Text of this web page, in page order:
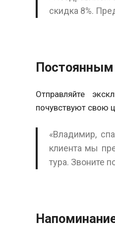
скидка 8%.
Отправляйте
почувствуют свою
«Владимир,
клиента мы
тура. Звоните